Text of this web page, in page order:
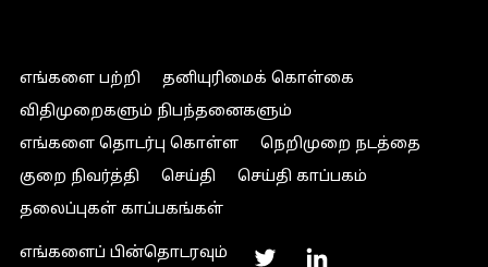
எங்களை பற்றி
தனியுரிமைக் கொள்கை
விதிமுறைகளும் நிபந்தனைகளும்
எங்களை தொடர்பு கொள்ள
நெறிமுறை நடத்தை
குறை நிவர்த்தி
செய்தி
செய்தி காப்பகம்
தலைப்புகள் காப்பகங்கள்
எங்களைப் பின்தொடரவும்